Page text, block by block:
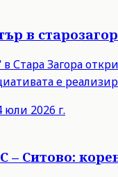
в
в Стара Загора
е
юли 2026 г.
– Ситово: